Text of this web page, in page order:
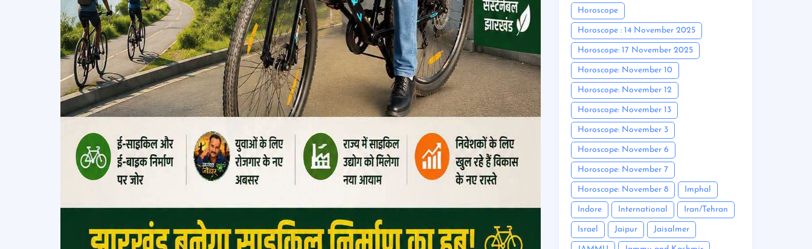
Horoscope
Horoscope : 14 November 2025
Horoscope: 17 November 2025
Horoscope: November 10
Horoscope: November 12
Horoscope: November 13
Horoscope: November 3
Horoscope: November 6
Horoscope: November 7
Horoscope: November 8 Imphal
Indore International Iran/Tehran
Israel Jaipur Jaisalmer